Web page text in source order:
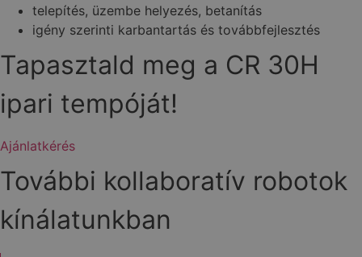
telepítés, üzembe helyezés, betanítás
igény szerinti karbantartás és továbbfejlesztés
Tapasztald meg a CR 30H
ipari tempóját!
Ajánlatkérés
További kollaboratív robotok
kínálatunkban